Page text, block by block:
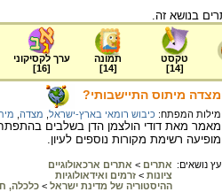
טקסט
[
14
]
תמונה
[
14
]
ערך לקסיקוני
[
16
]
מצדה מיתוס התיישבותי?
מילות המפתח: כיבוש רומאי בארץ-ישראל מצדה
מאמר מאת דודי הולצמן הדן בשלבים
מופיעה רשימת מקורות נוספים לעיון.
עץ נושאים: אתרים > אתרים ארכאולוגיים
ציונות > זרמים ואידאולוגיות
ההיסטוריה של מדינת ישראל > כלכלה,